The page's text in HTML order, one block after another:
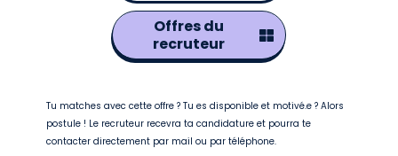
Offres du
recruteur
Tu matches avec cette offre ? Tu es disponible et motivé.e ? Alors
postule ! Le recruteur recevra ta candidature et pourra te
contacter directement par mail ou par téléphone.